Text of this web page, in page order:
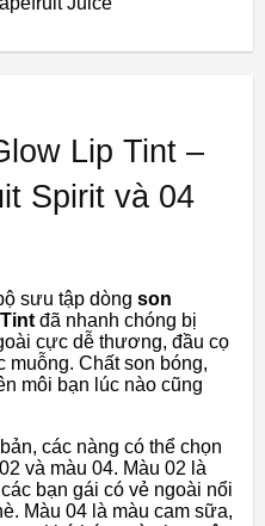
Lip Tint –
Spirit và 04
sưu tập dòng son
đã nhanh chóng bị
cực dễ thương, đầu cọ
muỗng. Chất son bóng,
môi bạn lúc nào cũng
các nàng có thể chọn
và màu 04. Màu 02 là
bạn gái có vẻ ngoài nổi
Màu 04 là màu cam sữa,